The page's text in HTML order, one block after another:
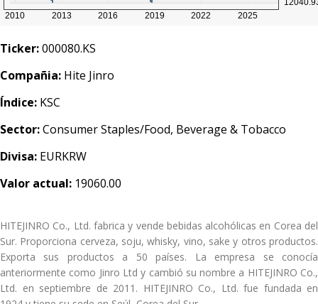
Ticker:000080.KS
Compañia: Hite Jinro
Índice: KSC
Sector:Consumer Staples/Food, Beverage & Tobacco
Divisa: EURKRW
Valor actual: 19060.00
HITEJINRO Co., Ltd. fabrica y vende bebidas alcohólicas en Corea del
Sur. Proporciona cerveza, soju, whisky, vino, sake y otros productos.
Exporta sus productos a 50 países. La empresa se conocía
anteriormente como Jinro Ltd y cambió su nombre a HITEJINRO Co.,
Ltd. en septiembre de 2011. HITEJINRO Co., Ltd. fue fundada en